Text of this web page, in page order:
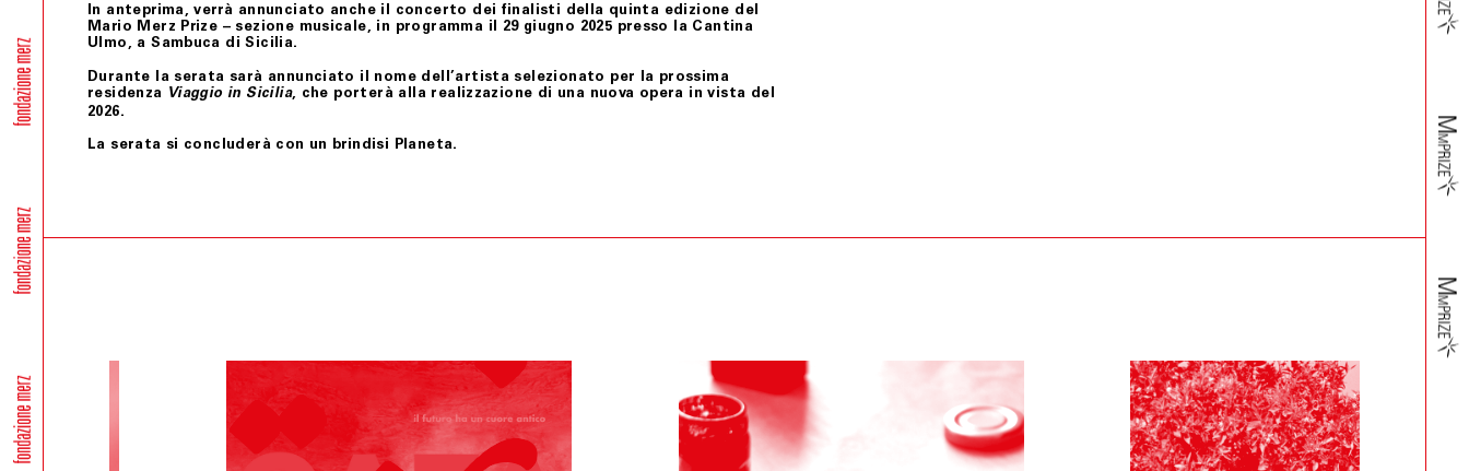
In anteprima, verrà annunciato anche il concerto dei finalisti della quinta edizione del
Mario Merz Prize – sezione musicale, in programma il 29 giugno 2025 presso la Cantina
Ulmo, a Sambuca di Sicilia.
Durante la serata sarà annunciato il nome dell’artista selezionato per la prossima
residenza
Viaggio in Sicilia, che porterà alla realizzazione di una nuova opera in vista del
2026.
La serata si concluderà con un brindisi Planeta.